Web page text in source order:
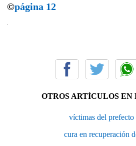
©página 12
OTROS ARTÍCULOS EN
víctimas del prefecto
cura en recuperación